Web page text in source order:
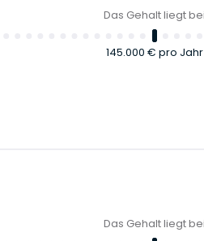
Das Gehalt liegt bei
145.000 € pro Jahr
Das Gehalt liegt bei